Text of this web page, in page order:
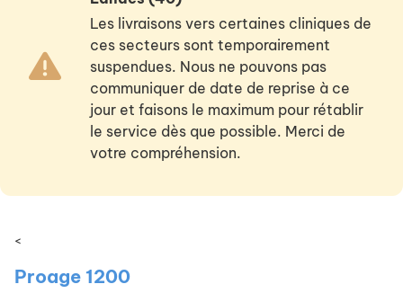
Les livraisons vers certaines cliniques de
ces secteurs sont temporairement
suspendues. Nous ne pouvons pas
communiquer de date de reprise à ce
jour et faisons le maximum pour rétablir
le service dès que possible. Merci de
votre compréhension.
<
Proage 1200